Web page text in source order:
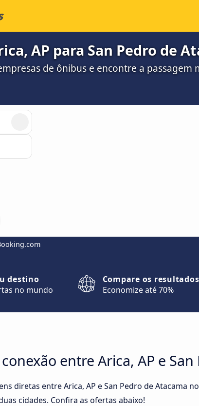
AP para San Pedro de
de ônibus e encontre a passagem
destino
no mundo
Compare os resultados
Economize até 70%
entre Arica, AP e
diretas entre Arica, AP e San Pedro de Atacama
cidades. Confira as ofertas abaixo!